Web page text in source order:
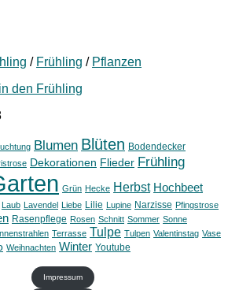
/ Frühling / Pflanzen
den Frühling
Blumen Blüten Bodendecker
Dekorationen Flieder Frühling
Grün Hecke Herbst Hochbeet
Laub Lavendel Liebe Lilie Lupine Narzisse Pfingstrose
Rasenpflege Rosen Schnitt Sommer Sonne
Terrasse Tulpe Tulpen Valentinstag Vase
Weihnachten Winter Youtube
Impressum